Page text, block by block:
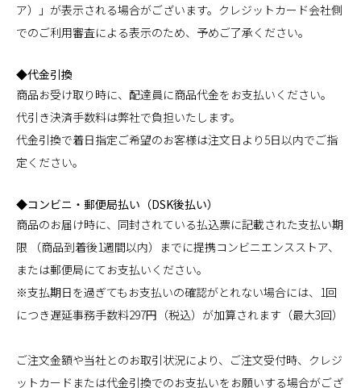
ア）」が表示される場合がございます。クレジットカード会社側
でのご利用審査による表示のため、予めご了承ください。
◆代金引換
商品お受け取り時に、配達員に商品代金をお支払いください。
代引き決済手数料は弊社で負担いたします。
代金引換で着日指定ご希望のお客様は注文日より5日以内でご指
定ください。
◆コンビニ・郵便局払い（DSK後払い）
商品のお届け時に、同封されている払込票に記載された支払い期
限 （商品到着後1週間以内）までに提携コンビニエンスストア、
または郵便局にてお支払いください。
※支払期日を過ぎてもお支払いの確認がとれない場合には、1回
につき遅延事務手数料297円（税込）が加算されます（最大3回）
ご注文金額や当社とのお取引状況により、ご注文受付時、クレジ
ットカードまたは代金引換でのお支払いをお願いする場合がござ